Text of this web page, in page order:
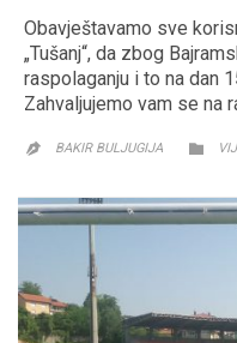
Obavještavamo sve
„Tušanj“, da zbog
raspolaganju i to na dan
Zahvaljujemo vam se na
 BAKIR BULJUGIJA 